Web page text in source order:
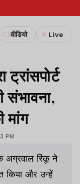
वीडियो Live
मांग
PM
अग्रवाल रिंकू ने
किया और उन्हें